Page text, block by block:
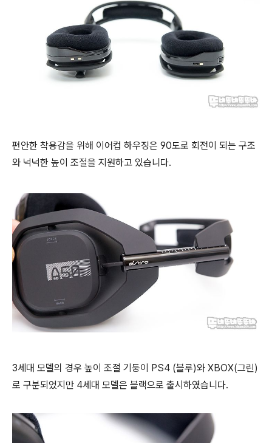
편안한 착용감을 위해 이어컵 하우징은 90도로 회전이 되는 구조
와 넉넉한 높이 조절을 지원하고 있습니다.
3세대 모델의 경우 높이 조절 기둥이 PS4 (블루)와 XBOX(그린)
로 구분되었지만 4세대 모델은 블랙으로 출시하였습니다.